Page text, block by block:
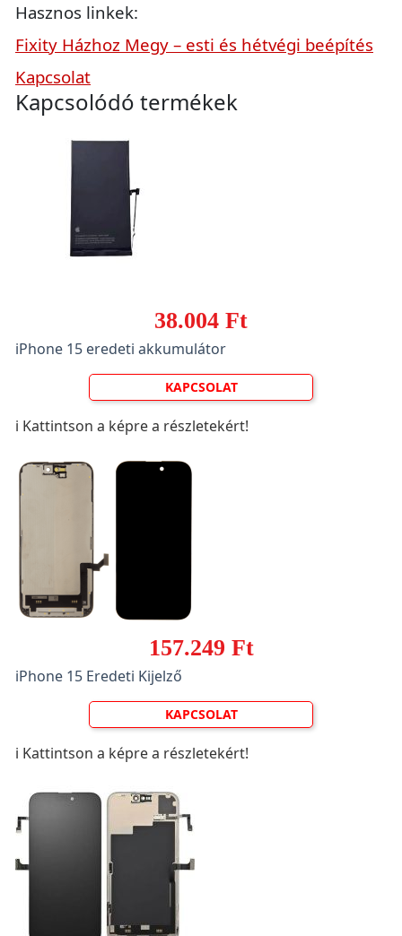
Hasznos linkek:
Fixity Házhoz Megy – esti és hétvégi beépítés
Kapcsolat
Kapcsolódó termékek
38.004 Ft
iPhone 15 eredeti akkumulátor
KAPCSOLAT
ℹ️ Kattintson a képre a részletekért!
157.249 Ft
iPhone 15 Eredeti Kijelző
KAPCSOLAT
ℹ️ Kattintson a képre a részletekért!